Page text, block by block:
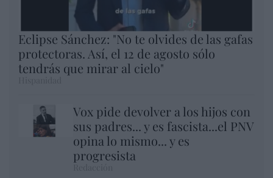
Eclipse Sánchez: "No te olvides de las gafas
protectoras. Así, el 12 de agosto sólo
tendrás que mirar al cielo"
Vox pide devolver a los hijos con
sus padres... y es fascista...el PNV
opina lo mismo... y es
progresista